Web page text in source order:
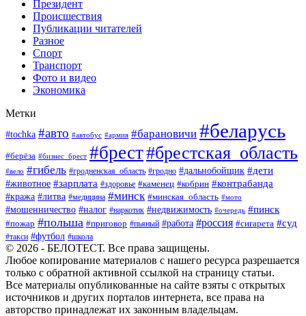
Президент
Происшествия
Публикации читателей
Разное
Спорт
Транспорт
Фото и видео
Экономика
Метки
#tochka #авто #автобус #армия #барановичи #беларусь
#берёза #бизнес_брест #брест#брестская_область
#вело #гибель #гродненская_область #гродно #дальнобойщик #дети
#животное #зарплата #здоровье #каменец #кобрин #контрабанда
#кража #литва #медицина #минск #минская_область #мото
#мошенничество #налог #наркотик #недвижимость #очередь #пинск
#пожар #польша #приговор #пьяный #работа #россия #сигарета #суд
#такси #футбол #школа
© 2026 - БЕЛОТЕСТ. Все права защищены.
Любое копирование материалов с нашего ресурса разрешается
только с обратной активной ссылкой на страницу статьи.
Все материалы опубликованные на сайте взяты с открытых
источников и других порталов интернета, все права на
авторство принадлежат их законным владельцам.